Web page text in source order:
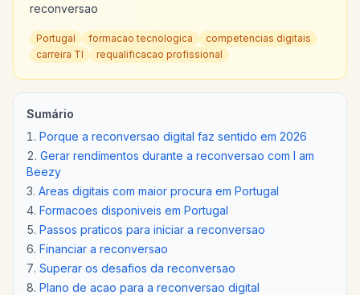
reconversao
Portugal formacao tecnologica
competencias digitais
carreira TI
requalificacao profissional
Sumário
Porque a reconversao digital faz sentido em 2026
Gerar rendimentos durante a reconversao com I am
Beezy
Areas digitais com maior procura em Portugal
Formacoes disponiveis em Portugal
Passos praticos para iniciar a reconversao
Financiar a reconversao
Superar os desafios da reconversao
Plano de acao para a reconversao digital